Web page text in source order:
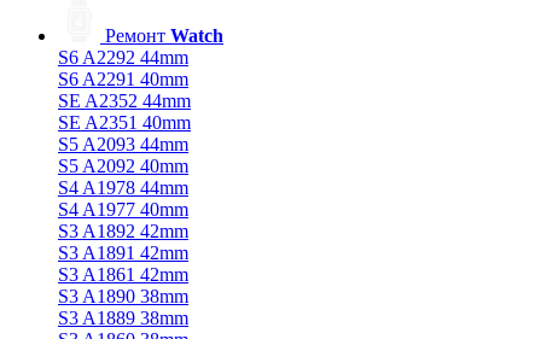
Ремонт Watch
S6 A2292 44mm
S6 A2291 40mm
SE A2352 44mm
SE A2351 40mm
S5 A2093 44mm
S5 A2092 40mm
S4 A1978 44mm
S4 A1977 40mm
S3 A1892 42mm
S3 A1891 42mm
S3 A1861 42mm
S3 A1890 38mm
S3 A1889 38mm